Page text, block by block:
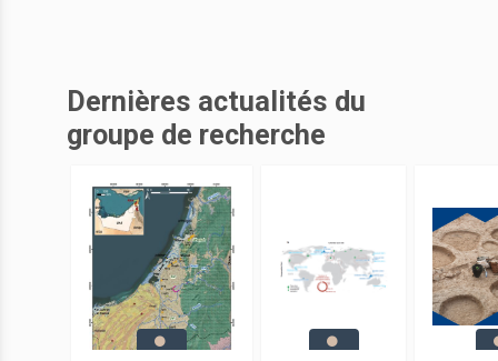
Dernières actualités du
groupe de recherche